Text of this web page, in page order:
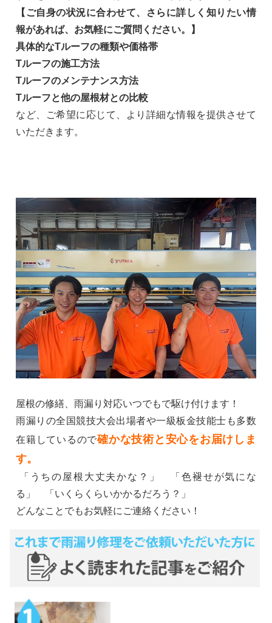
【ご自身の状況に合わせて、さらに詳しく知りたい情
報があれば、お気軽にご質問ください。】
具体的なTルーフの種類や価格帯
Tルーフの施工方法
Tルーフのメンテナンス方法
Tルーフと他の屋根材との比較
など、ご希望に応じて、より詳細な情報を提供させて
いただきます。
屋根の修繕、雨漏り対応いつでもで駆け付けます！
雨漏りの全国競技大会出場者や一級板金技能士も多数
在籍しているので確かな技術と安心をお届けしま
す。
「うちの屋根大丈夫かな？」 「色褪せが気にな
る」 「いくらくらいかかるだろう？」
どんなことでもお気軽にご連絡ください！